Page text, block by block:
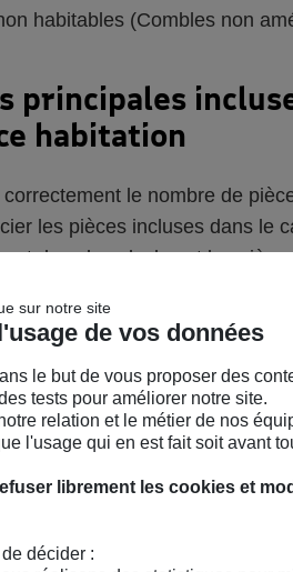
habitables (Combles non
principales
habitation
le nombre de
les pièces incluses dans le
dans le calcul sont les
coucher
ou greniers aménagés
sur notre site
de vos données
le but de vous proposer des
tests pour améliorer notre site.
relation et le métier de nos
l'usage qui en est fait soit avant
librement les cookies et
décider :